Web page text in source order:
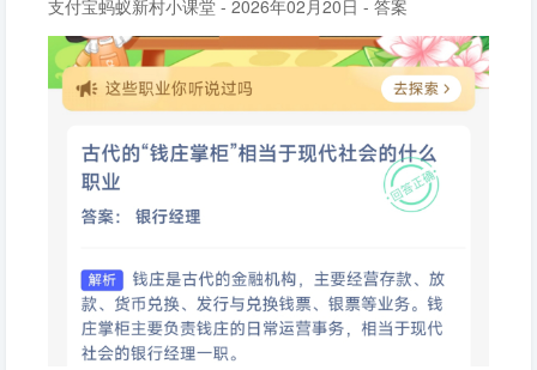
支付宝蚂蚁新村小课堂 - 2026年02月20日 - 答案